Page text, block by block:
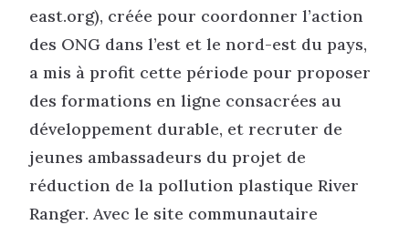
east.org), créée pour coordonner l’action
des ONG dans l’est et le nord-est du pays,
a mis à profit cette période pour proposer
des formations en ligne consacrées au
développement durable, et recruter de
jeunes ambassadeurs du projet de
réduction de la pollution plastique River
Ranger. Avec le site communautaire